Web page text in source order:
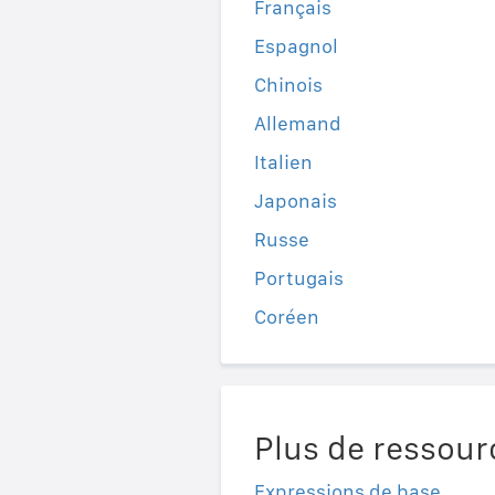
Français
Espagnol
Chinois
Allemand
Italien
Japonais
Russe
Portugais
Coréen
Plus de